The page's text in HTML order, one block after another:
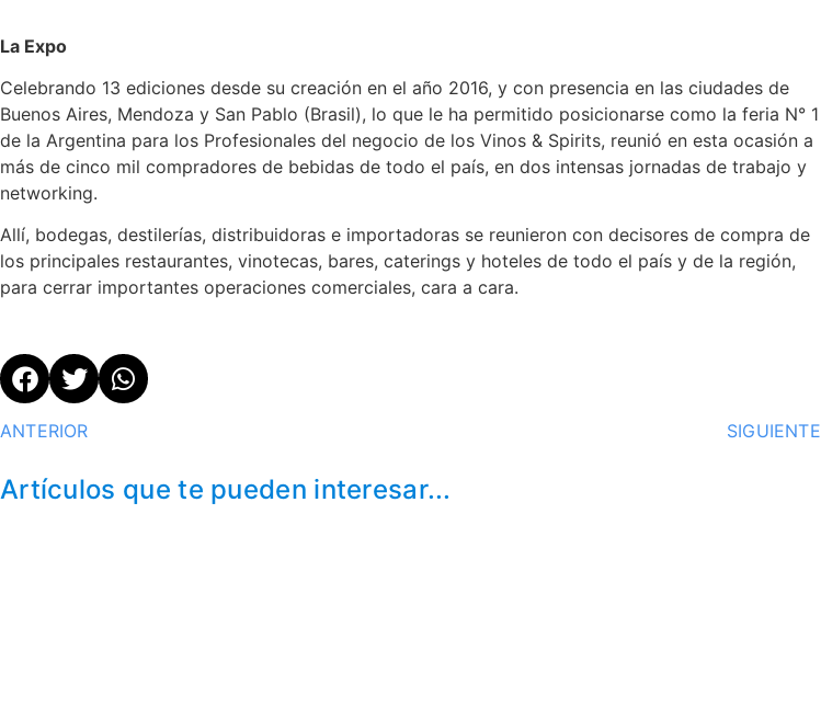
La Expo
Celebrando 13 ediciones desde su creación en el año 2016, y con presencia en las ciudades de
Buenos Aires, Mendoza y San Pablo (Brasil), lo que le ha permitido posicionarse como la feria N° 1
de la Argentina para los Profesionales del negocio de los Vinos & Spirits, reunió en esta ocasión a
más de cinco mil compradores de bebidas de todo el país, en dos intensas jornadas de trabajo y
networking.
Allí, bodegas, destilerías, distribuidoras e importadoras se reunieron con decisores de compra de
los principales restaurantes, vinotecas, bares, caterings y hoteles de todo el país y de la región,
para cerrar importantes operaciones comerciales, cara a cara.
ANTERIOR SIGUIENTE
Artículos que te pueden interesar...